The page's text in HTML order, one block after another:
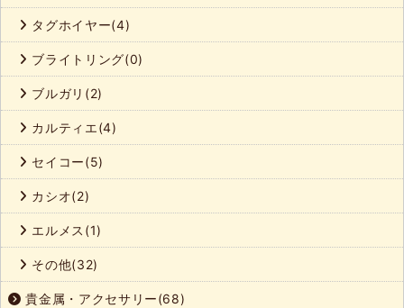
タグホイヤー(4)
ブライトリング(0)
ブルガリ(2)
カルティエ(4)
セイコー(5)
カシオ(2)
エルメス(1)
その他(32)
貴金属・アクセサリー(68)